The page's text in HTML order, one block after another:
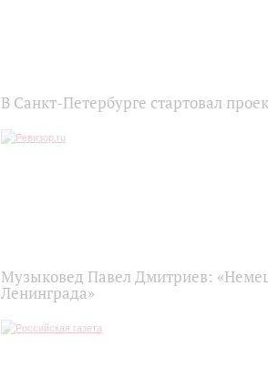
В Санкт-Петербурге стартовал
Музыковед Павел Дмитриев:
Ленинграда»